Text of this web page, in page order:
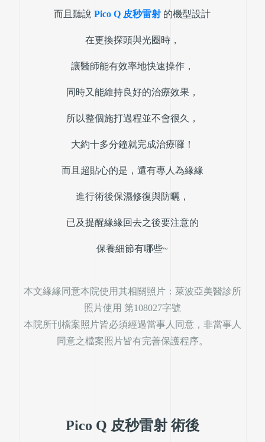
而且聽說Pico Q 皮秒雷射 的機型設計
在更換探頭與光圈時，
讓醫師能有效率地快速操作，
同時又能維持良好的治療效果，
所以整個施打過程並不會很久，
大約十多分鐘就完成治療囉！
而且超貼心的是，還有專人為緣緣
進行術後保濕修復與防曬，
已及提醒緣緣回去之後要注意的
保養細節有哪些~
本文緣緣同意本院使用其相關照片：萊波亞美醫診所
照片使用 第108027字號
本院所刊檔案照片皆必須經過當事人同意，非當事人
同意之檔案照片皆有完善保護程序。
Pico Q 皮秒雷射 術後